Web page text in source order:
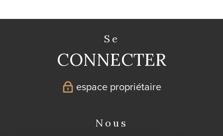
se
CONNECTER
espace propriétaire
nous